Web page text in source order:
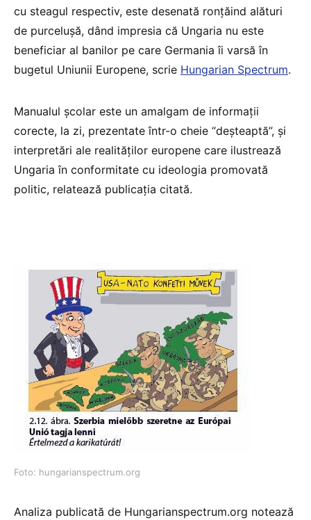
cu steagul respectiv, este desenată ronțăind alături
de purcelușă, dând impresia că Ungaria nu este
beneficiar al banilor pe care Germania îi varsă în
bugetul Uniunii Europene, scrie Hungarian Spectrum.
Manualul școlar este un amalgam de informații
corecte, la zi, prezentate într-o cheie “deșteaptă”, și
interpretări ale realităților europene care ilustrează
Ungaria în conformitate cu ideologia promovată
politic, relatează publicația citată.
Foto: hungarianspectrum.org
Analiza publicată de Hungarianspectrum.org notează